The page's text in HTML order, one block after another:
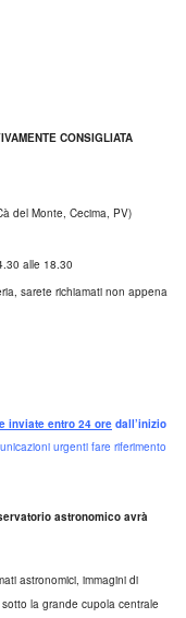
CONSIGLIATA
del Monte, Cecima, PV)
alle 18.30
sarete richiamati non appena
inviate entro 24 ore dall’inizio
urgenti fare riferimento
astronomico avrà
astronomici, immagini di
la grande cupola centrale